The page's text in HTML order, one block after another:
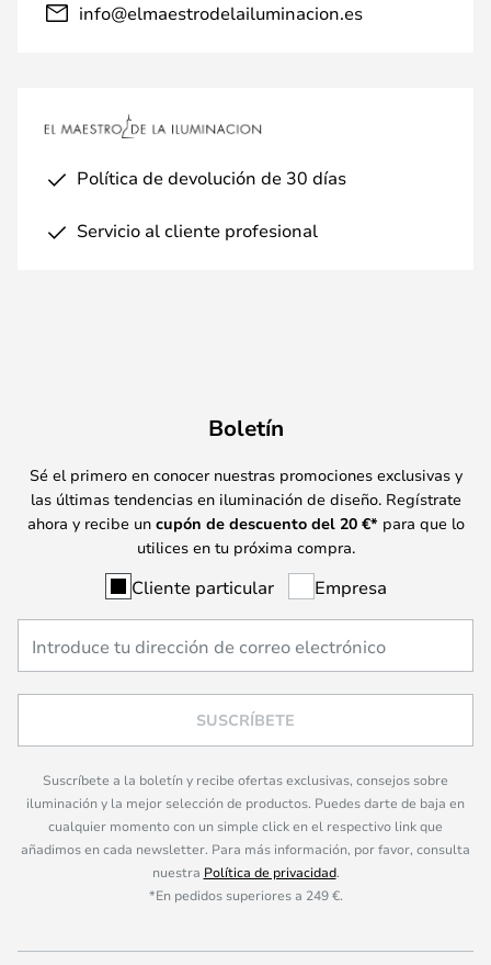
info@elmaestrodelailuminacion.es
Política de devolución de 30 días
Servicio al cliente profesional
Boletín
Sé el primero en conocer nuestras promociones exclusivas y
las últimas tendencias en iluminación de diseño. Regístrate
ahora y recibe un cupón de descuento del 20 €* para que lo
utilices en tu próxima compra.
Cliente particular Empresa
SUSCRÍBETE
Suscríbete a la boletín y recibe ofertas exclusivas, consejos sobre
iluminación y la mejor selección de productos. Puedes darte de baja en
cualquier momento con un simple click en el respectivo link que
añadimos en cada newsletter. Para más información, por favor, consulta
nuestra Política de privacidad.
*En pedidos superiores a 249 €.